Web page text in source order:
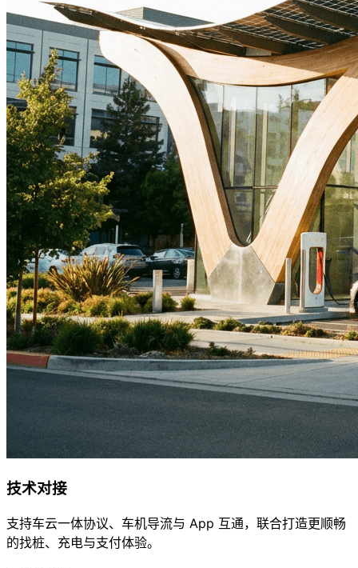
技术对接
支持车云一体协议、车机导流与 App 互通，联合打造更顺畅
的找桩、充电与支付体验。